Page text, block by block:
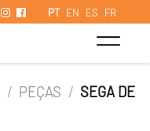
PT EN ES FR
/ PEÇAS / SEGA DE